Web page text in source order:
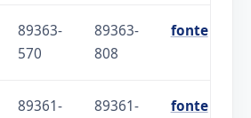
89363-
570
89363-
808
fonte
89361-
89361-
fonte